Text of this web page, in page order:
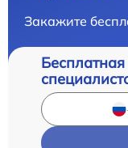
Закажите